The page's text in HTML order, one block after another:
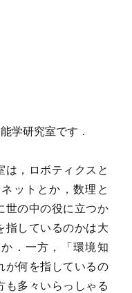
学研究室です．
，ロボティクスと
ットとか，数理と
世の中の役に立つか
指しているのかは大
．一方，「環境知
が何を指しているの
も多々いらっしゃる